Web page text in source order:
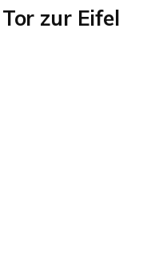
zur Eifel